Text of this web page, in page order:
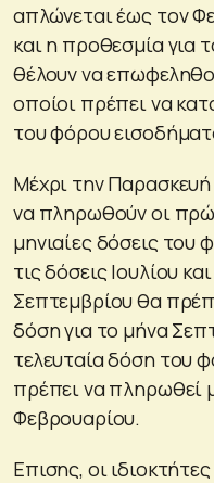
απλώνεται έως τον
και η προθεσμία για
θέλουν να
οποίοι πρέπει να
του φόρου
Μέχρι την
να πληρωθούν οι
μηνιαίες δόσεις
τις δόσεις Ιουλίου
Σεπτεμβρίου θα
δόση για το μήνα
τελευταία δόση του
πρέπει να πληρωθεί
Φεβρουαρίου.
Επισης, οι